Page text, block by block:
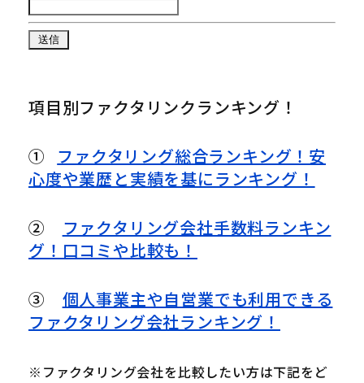
項目別ファクタリンクランキング！
①ファクタリング総合ランキング！安
心度や業歴と実績を基にランキング！
②ファクタリング会社手数料ランキン
グ！口コミや比較も！
③個人事業主や自営業でも利用できる
ファクタリング会社ランキング！
※ファクタリング会社を比較したい方は下記をど